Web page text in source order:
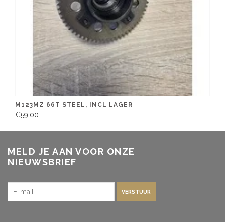
M123MZ 66T STEEL, INCL LAGER
€59,00
MELD JE AAN VOOR ONZE
NIEUWSBRIEF
VERSTUUR